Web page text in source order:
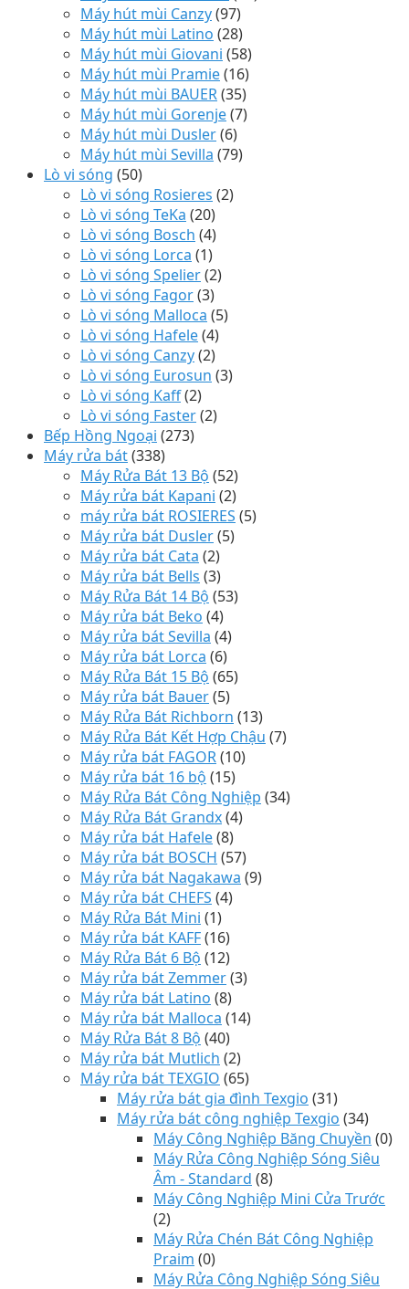
Máy hút mùi Canzy(97)
Máy hút mùi Latino (28)
Máy hút mùi Giovani (58)
Máy hút mùi Pramie(16)
Máy hút mùi BAUER(35)
Máy hút mùi Gorenje(7)
Máy hút mùi Dusler(6)
Máy hút mùi Sevilla (79)
Lò vi sóng (50)
Lò vi sóng Rosieres (2)
Lò vi sóng TeKa (20)
Lò vi sóng Bosch (4)
Lò vi sóng Lorca (1)
Lò vi sóng Spelier(2)
Lò vi sóng Fagor(3)
Lò vi sóng Malloca (5)
Lò vi sóng Hafele(4)
Lò vi sóng Canzy(2)
Lò vi sóng Eurosun (3)
Lò vi sóng Kaff(2)
Lò vi sóng Faster(2)
Bếp Hồng Ngoại (273)
Máy rửa bát(338)
Máy Rửa Bát 13 Bộ (52)
Máy rửa bát Kapani (2)
máy rửa bát ROSIERES (5)
Máy rửa bát Dusler(5)
Máy rửa bát Cata (2)
Máy rửa bát Bells (3)
Máy Rửa Bát 14 Bộ (53)
Máy rửa bát Beko (4)
Máy rửa bát Sevilla (4)
Máy rửa bát Lorca (6)
Máy Rửa Bát 15 Bộ (65)
Máy rửa bát Bauer(5)
Máy Rửa Bát Richborn (13)
Máy Rửa Bát Kết Hợp Chậu (7)
Máy rửa bát FAGOR(10)
Máy rửa bát 16 bộ (15)
Máy Rửa Bát Công Nghiệp (34)
Máy Rửa Bát Grandx(4)
Máy rửa bát Hafele(8)
Máy rửa bát BOSCH (57)
Máy rửa bát Nagakawa (9)
Máy rửa bát CHEFS (4)
Máy Rửa Bát Mini (1)
Máy rửa bát KAFF(16)
Máy Rửa Bát 6 Bộ (12)
Máy rửa bát Zemmer(3)
Máy rửa bát Latino (8)
Máy rửa bát Malloca (14)
Máy Rửa Bát 8 Bộ (40)
Máy rửa bát Mutlich (2)
Máy rửa bát TEXGIO (65)
Máy rửa bát gia đình Texgio (31)
Máy rửa bát công nghiệp Texgio (34)
Máy Công Nghiệp Băng Chuyền (0)
Máy Rửa Công Nghiệp Sóng Siêu
Âm - Standard (8)
Máy Công Nghiệp Mini Cửa Trước
(2)
Máy Rửa Chén Bát Công Nghiệp
Praim (0)
Máy Rửa Công Nghiệp Sóng Siêu